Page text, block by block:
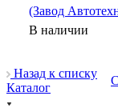
(Завод
В наличии
Назад к списку
Каталог